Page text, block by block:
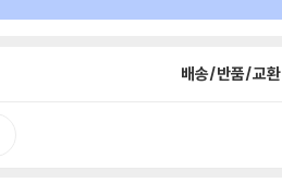
배송/반품/교환